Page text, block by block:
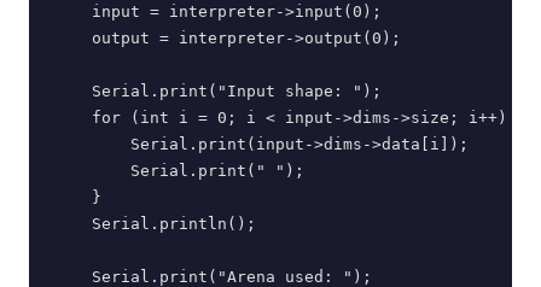
    input = interpreter->input(0);
    output = interpreter->output(0);
    Serial.print("Input shape: ");
    for (int i = 0; i < input->dims->size; i++) {
        Serial.print(input->dims->data[i]);
        Serial.print(" ");
    }
    Serial.println();
    Serial.print("Arena used: ");